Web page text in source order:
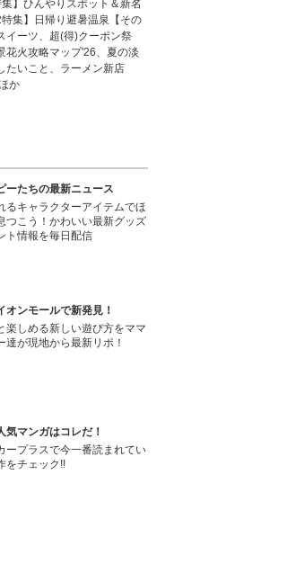
集】ひんやりスポット＆新名
集】日帰り避暑温泉【その
イーツ、超(得)クーポン祭
花火攻略マップ'26、夏の淡
たいこと、ラーメン新店
か
ーたちの最新ニュース
るキャラクターアイテムでほ
つこう！かわいい最新グッズ
ト情報を毎日配信
オンモールで新発見！
楽しめる新しい遊び方をママ
達が現地から最新リポ！
気マンガはコレだ！
ープラスで今一番読まれてい
をチェック!!